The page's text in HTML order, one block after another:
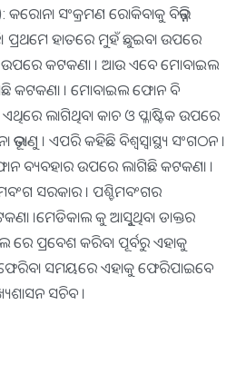
ସଂକ୍ରମଣ ରୋକିବାକୁ ବିଭିନ୍ନ
ପ୍ରଥମେ ହାତରେ ମୁହଁ ଛୁଇବା ଉପରେ
ଉପରେ କଟକଣା । ଆଉ ଏବେ ମୋବାଇଲ
କଟକଣା । ମୋବାଇଲ ଫୋନ ବି
ଲାଗିଥିବା କାଚ ଓ ପ୍ଳାଷ୍ଟିକ ଉପରେ
। ଏପରି କହିଛି ବିଶ୍ୱସ୍ୱାସ୍ଥ୍ୟ ସଂଗଠନ ।
ବ୍ୟବହାର ଉପରେ ଲାଗିଛି କଟକଣା ।
ସରକାର । ପଶ୍ଚିମବଂଗର
।ମେଡିକାଲ କୁ ଆସୁୂଥିବା ଡାକ୍ତର
ରେ ପ୍ରବେଶ କରିବା ପୂର୍ବରୁ ଏହାକୁ
ସମୟରେ ଏହାକୁ ଫେରିପାଇବେ
ସଚିବ ।